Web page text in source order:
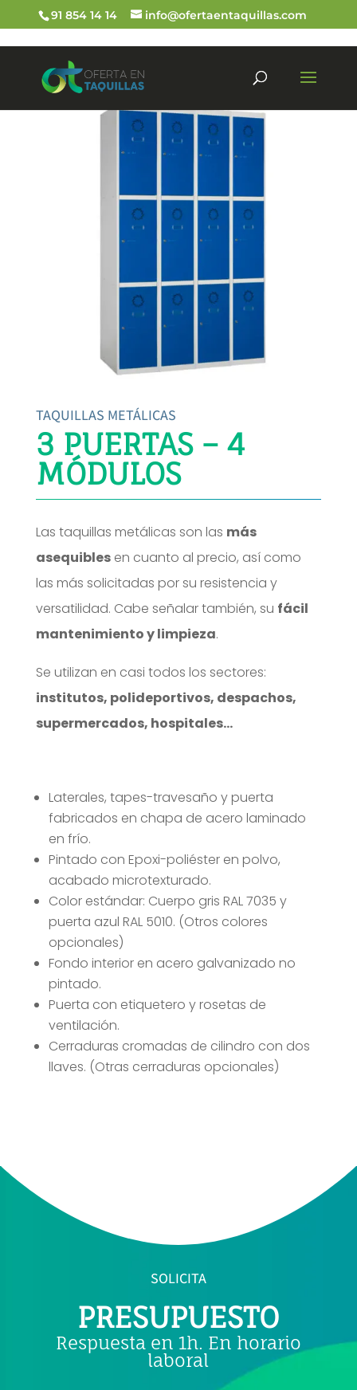
91 854 14 14 info@ofertaentaquillas.com
TAQUILLAS METÁLICAS
3 PUERTAS – 4
MÓDULOS
Las taquillas metálicas son las más
asequiblesen cuanto al precio, así como
las más solicitadas por su resistencia y
versatilidad. Cabe señalar también, su fácil
mantenimiento y limpieza.
Se utilizan en casi todos los sectores:
institutos, polideportivos, despachos,
supermercados, hospitales…
Laterales, tapes-travesaño y puerta
fabricados en chapa de acero laminado
en frío.
Pintado con Epoxi-poliéster en polvo,
acabado microtexturado.
Color estándar: Cuerpo gris RAL 7035 y
puerta azul RAL 5010. (Otros colores
opcionales)
Fondo interior en acero galvanizado no
pintado.
Puerta con etiquetero y rosetas de
ventilación.
Cerraduras cromadas de cilindro con dos
llaves. (Otras cerraduras opcionales)
SOLICITA
PRESUPUESTO
Respuesta en 1h. En horario
laboral